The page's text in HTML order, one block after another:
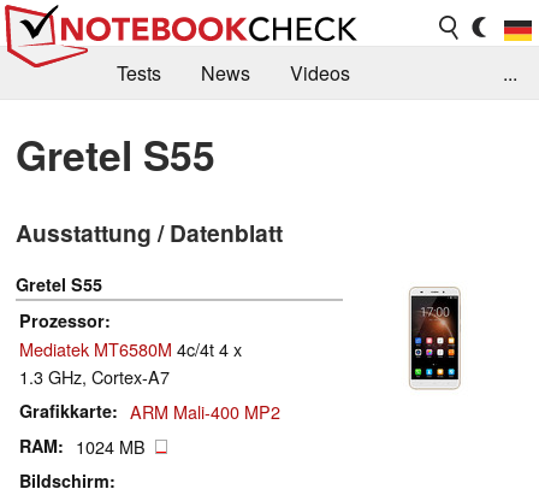
Tests News
Videos
Kaufberatung
Deals
Forum
...
Gretel S55
Ausstattung / Datenblatt
Gretel S55
Prozessor
Mediatek MT6580M 4c/4t 4 x
1.3 GHz, Cortex-A7
Grafikkarte ARM Mali-400 MP2
RAM 1024 MB
Bildschirm